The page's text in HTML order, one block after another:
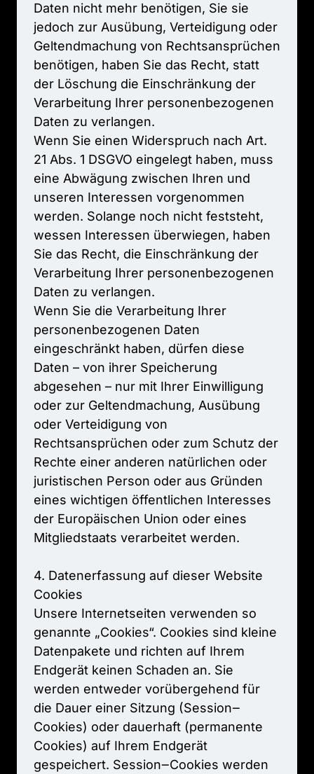
Daten nicht mehr benötigen, Sie
jedoch zur Ausübung, Verteidigung
Geltendmachung von
benötigen, haben Sie das Recht,
der Löschung die Einschränkung
Verarbeitung Ihrer
Daten zu verlangen.
Wenn Sie einen Widerspruch nach
21 Abs. 1 DSGVO eingelegt haben,
eine Abwägung zwischen Ihren
unseren Interessen
werden. Solange noch nicht
wessen Interessen überwiegen,
Sie das Recht, die Einschränkung
Verarbeitung Ihrer
Daten zu verlangen.
Wenn Sie die Verarbeitung
personenbezogenen
eingeschränkt haben, dürfen
Daten – von ihrer
abgesehen – nur mit Ihrer
oder zur Geltendmachung,
oder Verteidigung
Rechtsansprüchen oder zum Schutz
Rechte einer anderen natürlichen
juristischen Person oder aus
eines wichtigen öffentlichen
der Europäischen Union oder
Mitgliedstaats verarbeitet werden.
4. Datenerfassung auf dieser Website
Cookies
Unsere Internetseiten verwenden
genannte „Cookies“. Cookies sind
Datenpakete und richten auf
Endgerät keinen Schaden an.
werden entweder vorübergehend
die Dauer einer Sitzung (Session‒
Cookies) oder dauerhaft
Cookies) auf Ihrem
gespeichert. Session‒Cookies